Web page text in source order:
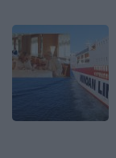
Image